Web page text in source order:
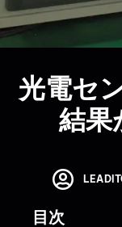
光電セ
結果
目次